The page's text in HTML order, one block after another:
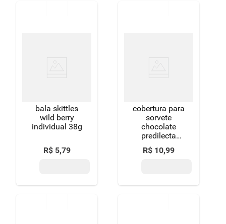
bala skittles
wild berry
individual 38g
R$ 5,79
cobertura para
sorvete
chocolate
predilecta
premium
squeeze 220g
R$ 10,99